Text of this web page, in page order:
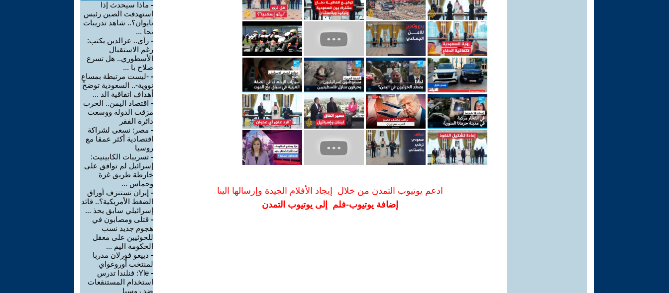
ادعم يوتيوب التمدن من خلال إيجاد الأفلام الجيدة وإرسالها الينا
إضافة يوتيوب-فلم إلى يوتيوب التمدن
- ماذا سيحدث إذا
استهدفت الصين رئيس
تايوان؟.. شاهد تدريبات
تحا ...
- رأي.. عزالدين يكتب:
رغم الاستقبال
الأسطوري.. هل تسرع
صلاح با ...
- -ليست مرتبطة بمساعٍ
نووية-.. السعودية توضح
أهداف اتفاقية الد ...
- اقتصاد اليمن.. الحرب
مزقت الدولة ووسعت
دائرة الفقر
- مصر: نسعى لشراكة
اقتصادية أكثر عمقا مع
روسيا
- تسريبات الكابينيت:
إسرائيل لم توافق على
خارطة طريق غزة
وحماس ...
- إيران تستنزف أوراق
الضغط الأمريكية؟.. قائد
إسرائيلي سابق يحذ ...
- قتلى ومصابون في
هجوم جديد نسب
للحوثيين على معقل
الحكومة اليم ...
- دييغو فورلان مدربا
لمنتخب أوروغواي
-
Yle: فنلندا تدرس
استخدام المستنقعات
ضد روسيا